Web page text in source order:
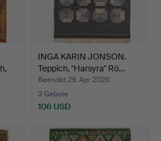
INGA KARIN JONSON.
Teppich, ''Harsyra'' Rö…
Beendet 29. Apr 2026
3 Gebote
106 USD